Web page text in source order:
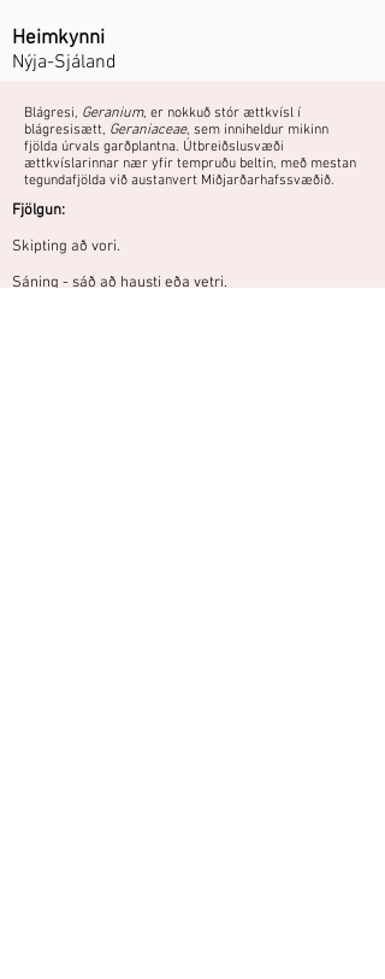
Heimkynni
Nýja-Sjáland
Blágresi, Geranium, er nokkuð stór ættkvísl í
blágresisætt, Geraniaceae, sem inniheldur mikinn
fjölda úrvals garðplantna. Útbreiðslusvæði
ættkvíslarinnar nær yfir tempruðu beltin, með mestan
tegundafjölda við austanvert Miðjarðarhafssvæðið.
Fjölgun:
Skipting að vori.
Sáning - sáð að hausti eða vetri.